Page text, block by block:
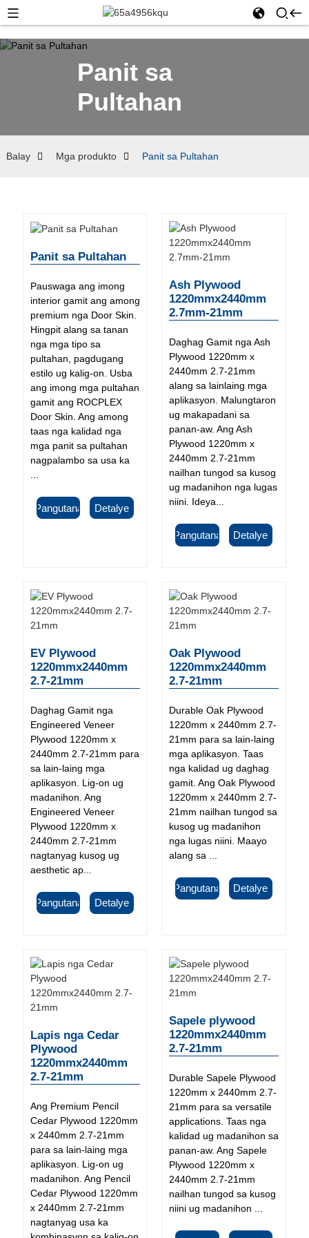
Panit sa
Pultahan
Balay Mga produkto Panit sa Pultahan
Panit sa Pultahan
Pauswaga ang imong
interior gamit ang among
premium nga Door Skin.
Hingpit alang sa tanan
nga mga tipo sa
pultahan, pagdugang
estilo ug kalig-on. Usba
ang imong mga pultahan
gamit ang ROCPLEX
Door Skin. Ang among
taas nga kalidad nga
mga panit sa pultahan
nagpalambo sa usa ka
Pangutana Detalye
Ash Plywood
1220mmx2440mm
2.7mm-21mm
Daghag Gamit nga Ash
Plywood 1220mm x
2440mm 2.7-21mm
alang sa lainlaing mga
aplikasyon. Malungtaron
ug makapadani sa
panan-aw. Ang Ash
Plywood 1220mm x
2440mm 2.7-21mm
nailhan tungod sa kusog
ug madanihon nga lugas
niini. Ideya...
Pangutana Detalye
EV Plywood
1220mmx2440mm
2.7-21mm
Daghag Gamit nga
Engineered Veneer
Plywood 1220mm x
2440mm 2.7-21mm para
sa lain-laing mga
aplikasyon. Lig-on ug
madanihon. Ang
Engineered Veneer
Plywood 1220mm x
2440mm 2.7-21mm
nagtanyag kusog ug
aesthetic ap...
Pangutana Detalye
Oak Plywood
1220mmx2440mm
2.7-21mm
Durable Oak Plywood
1220mm x 2440mm 2.7-
21mm para sa lain-laing
mga aplikasyon. Taas
nga kalidad ug daghag
gamit. Ang Oak Plywood
1220mm x 2440mm 2.7-
21mm nailhan tungod sa
kusog ug madanihon
nga lugas niini. Maayo
alang sa ...
Pangutana Detalye
Lapis nga Cedar
Plywood
1220mmx2440mm
2.7-21mm
Ang Premium Pencil
Cedar Plywood 1220mm
x 2440mm 2.7-21mm
para sa lain-laing mga
aplikasyon. Lig-on ug
madanihon. Ang Pencil
Cedar Plywood 1220mm
x 2440mm 2.7-21mm
nagtanyag usa ka
Sapele plywood
1220mmx2440mm
2.7-21mm
Durable Sapele Plywood
1220mm x 2440mm 2.7-
21mm para sa versatile
applications. Taas nga
kalidad ug madanihon sa
panan-aw. Ang Sapele
Plywood 1220mm x
2440mm 2.7-21mm
nailhan tungod sa kusog
niini ug madanihon ...